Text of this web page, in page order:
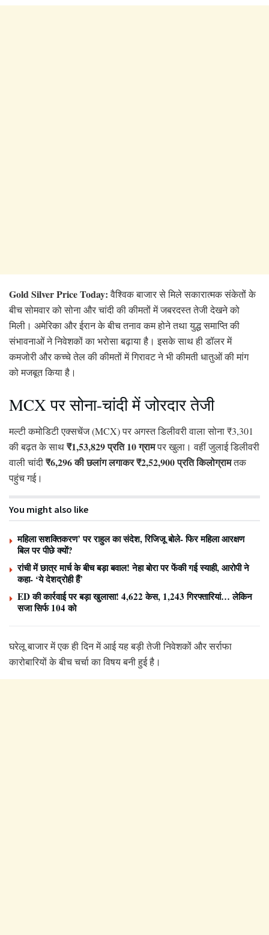
Gold Silver Price Today:वैश्विक बाजार से मिले सकारात्मक संकेतों के
बीच सोमवार को सोना और चांदी की कीमतों में जबरदस्त तेजी देखने को
मिली। अमेरिका और ईरान के बीच तनाव कम होने तथा युद्ध समाप्ति की
संभावनाओं ने निवेशकों का भरोसा बढ़ाया है। इसके साथ ही डॉलर में
कमजोरी और कच्चे तेल की कीमतों में गिरावट ने भी कीमती धातुओं की मांग
को मजबूत किया है।
MCX पर सोना-चांदी में जोरदार तेजी
मल्टी कमोडिटी एक्सचेंज (MCX) पर अगस्त डिलीवरी वाला सोना ₹3,301
की बढ़त के साथ₹1,53,829 प्रति 10 ग्रामपर खुला। वहीं जुलाई डिलीवरी
वाली चांदी₹6,296 की छलांग लगाकर ₹2,52,900 प्रति किलोग्रामतक
पहुंच गई।
You might also like
महिला सशक्तिकरण’ पर राहुल का संदेश, रिजिजू बोले- फिर महिला आरक्षण
बिल पर पीछे क्यों?
रांची में छात्र मार्च के बीच बड़ा बवाल! नेहा बोरा पर फेंकी गई स्याही, आरोपी ने
कहा- ‘ये देशद्रोही हैं’
ED की कार्रवाई पर बड़ा खुलासा! 4,622 केस, 1,243 गिरफ्तारियां… लेकिन
सजा सिर्फ 104 को
घरेलू बाजार में एक ही दिन में आई यह बड़ी तेजी निवेशकों और सर्राफा
कारोबारियों के बीच चर्चा का विषय बनी हुई है।